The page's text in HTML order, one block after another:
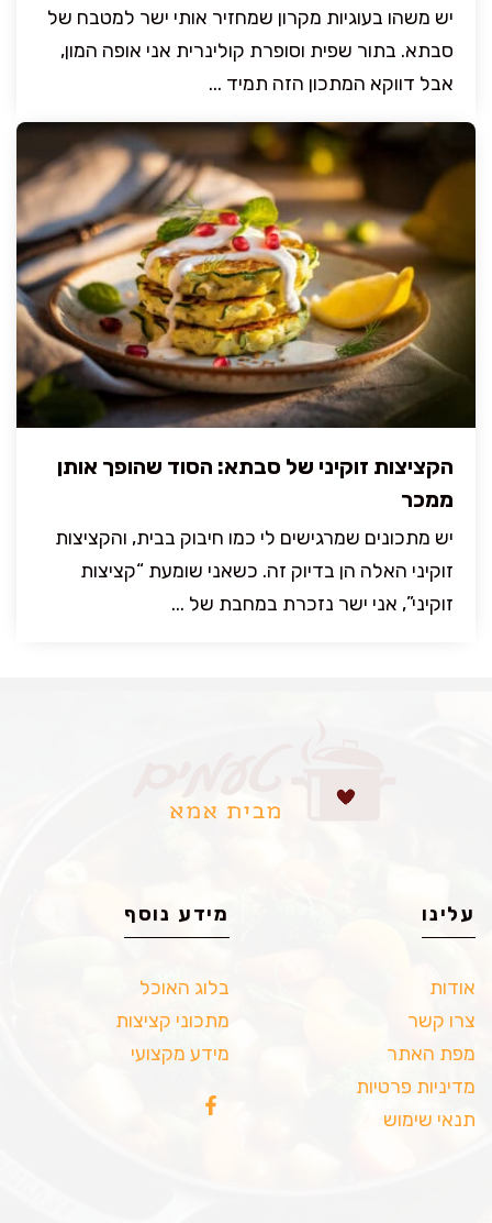
יש משהו בעוגיות מקרון שמחזיר אותי ישר למטבח של
סבתא. בתור שפית וסופרת קולינרית אני אופה המון,
אבל דווקא המתכון הזה תמיד ...
הקציצות זוקיני של סבתא: הסוד שהופך אותן
ממכר
יש מתכונים שמרגישים לי כמו חיבוק בבית, והקציצות
זוקיני האלה הן בדיוק זה. כשאני שומעת “קציצות
זוקיני”, אני ישר נזכרת במחבת של ...
עלינו
אודות
צרו קשר
מפת האתר
מדיניות פרטיות
תנאי שימוש
מידע נוסף
בלוג האוכל
מתכוני קציצות
מידע מקצועי